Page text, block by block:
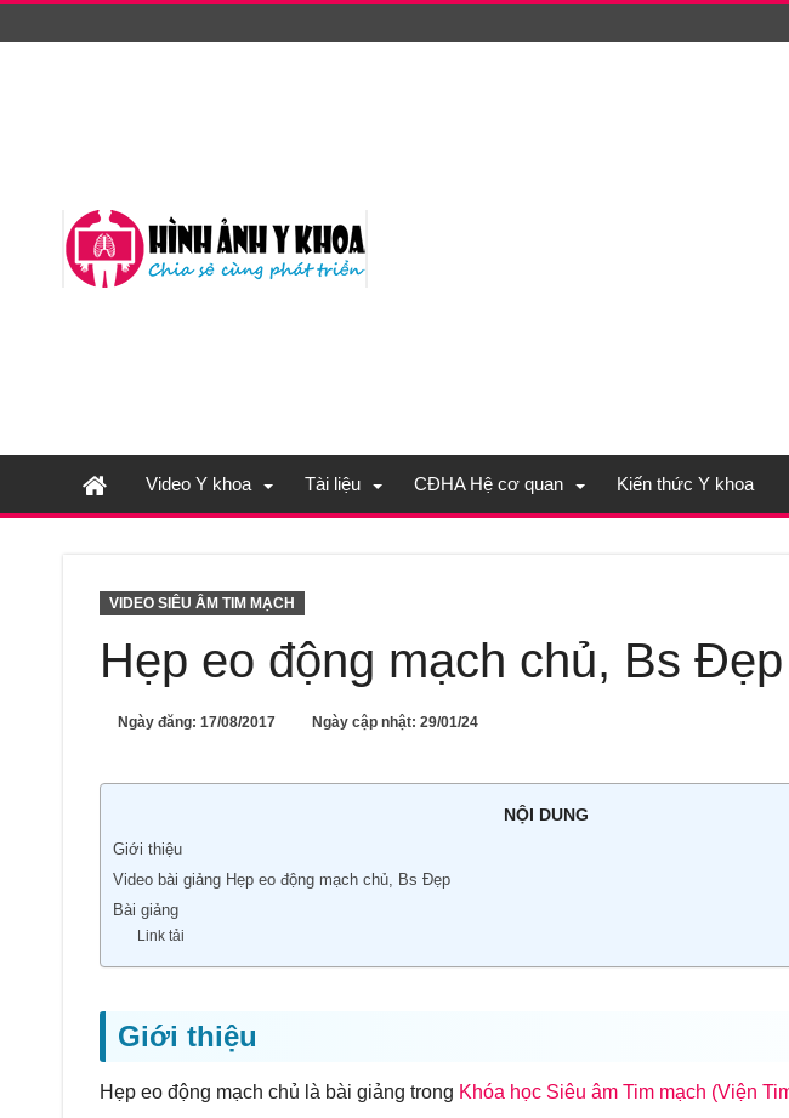
Video Y khoa Tài liệu CĐHA Hệ cơ quan Kiến thức Y khoa
VIDEO SIÊU ÂM TIM MẠCH
Hẹp eo động mạch chủ, Bs Đẹp
Ngày đăng: 17/08/2017 Ngày cập nhật: 29/01/24
NỘI DUNG
Giới thiệu
Video bài giảng Hẹp eo động mạch chủ, Bs Đẹp
Bài giảng
Link tải
Giới thiệu
Hẹp eo động mạch chủ là bài giảng trong Khóa học Siêu âm Tim mạch (Viện